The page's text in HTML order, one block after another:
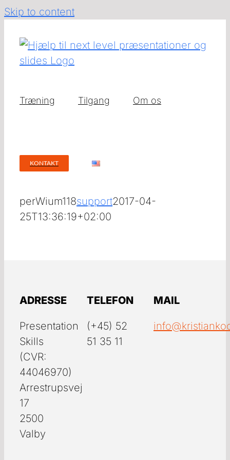
Skip to content
Træning Tilgang Om os
KONTAKT
perWium118support2017-04-
25T13:36:19+02:00
ADRESSE
Presentation
Skills
(CVR:
44046970)
Arrestrupsvej
17
2500
Valby
TELEFON
(+45) 52
51 35 11
MAIL